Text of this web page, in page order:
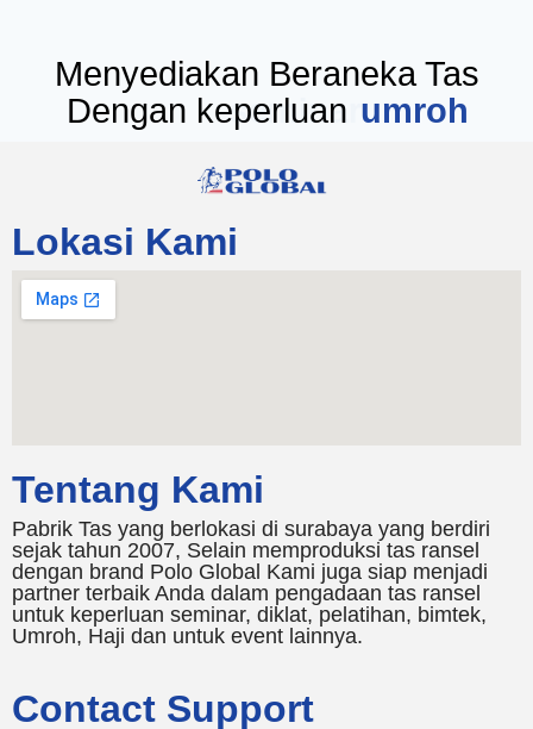
Menyediakan Beraneka Tas
Dengan keperluan seminar
Lokasi Kami
Tentang Kami
Pabrik Tas yang berlokasi di surabaya yang berdiri
sejak tahun 2007, Selain memproduksi tas ransel
dengan brand Polo Global Kami juga siap menjadi
partner terbaik Anda dalam pengadaan tas ransel
untuk keperluan seminar, diklat, pelatihan, bimtek,
Umroh, Haji dan untuk event lainnya.
Contact Support